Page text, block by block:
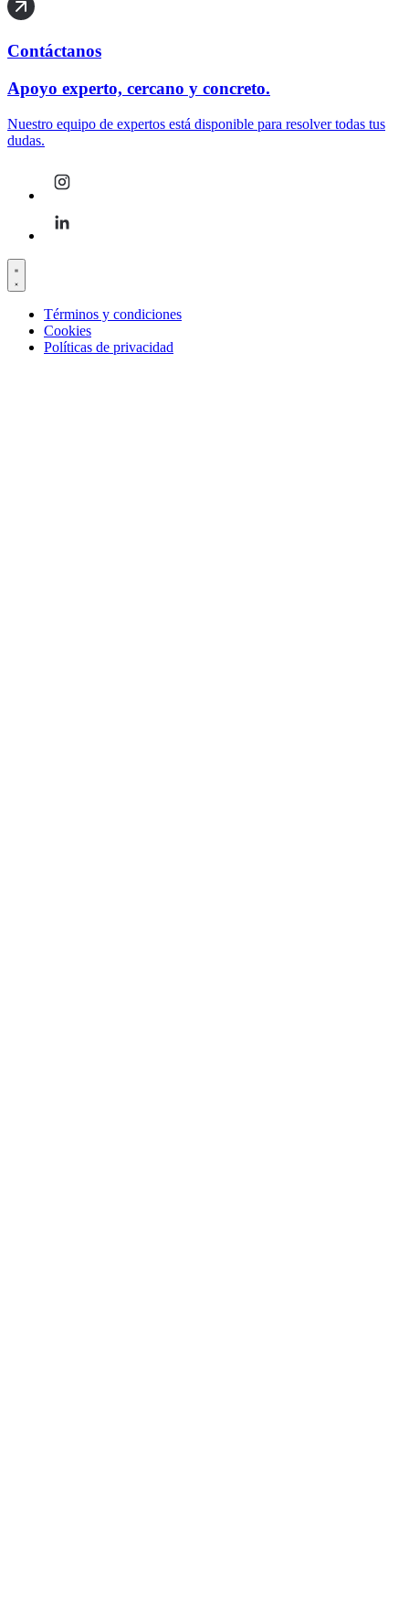
Contáctanos
Apoyo experto, cercano y concreto.
Nuestro equipo de expertos está disponible para resolver todas tus
dudas.
Términos y condiciones
Cookies
Políticas de privacidad